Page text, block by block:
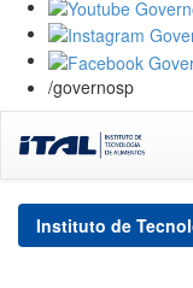
/governosp
navigation
Instituto de